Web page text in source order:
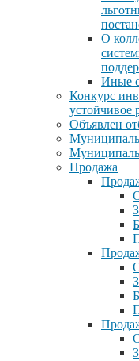
О
Иные
Конкурс
устойчивое
Объявлен
Продажа